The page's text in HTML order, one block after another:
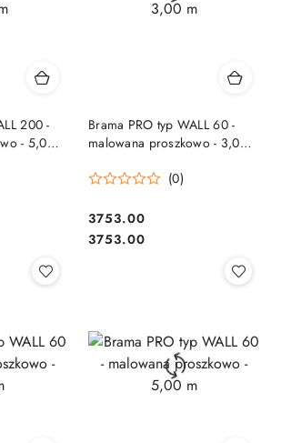
200 -
- 5,00
Brama PRO typ WALL 60 -
malowana proszkowo - 3,00
(0)
Cena:
3753.00
Cena:
3753.00